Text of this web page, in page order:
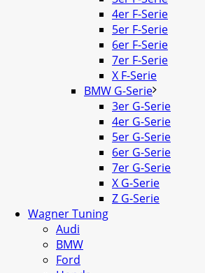
4er F-Serie
5er F-Serie
6er F-Serie
7er F-Serie
X F-Serie
BMW G-Serie
3er G-Serie
4er G-Serie
5er G-Serie
6er G-Serie
7er G-Serie
X G-Serie
Z G-Serie
Wagner Tuning
Audi
BMW
Ford